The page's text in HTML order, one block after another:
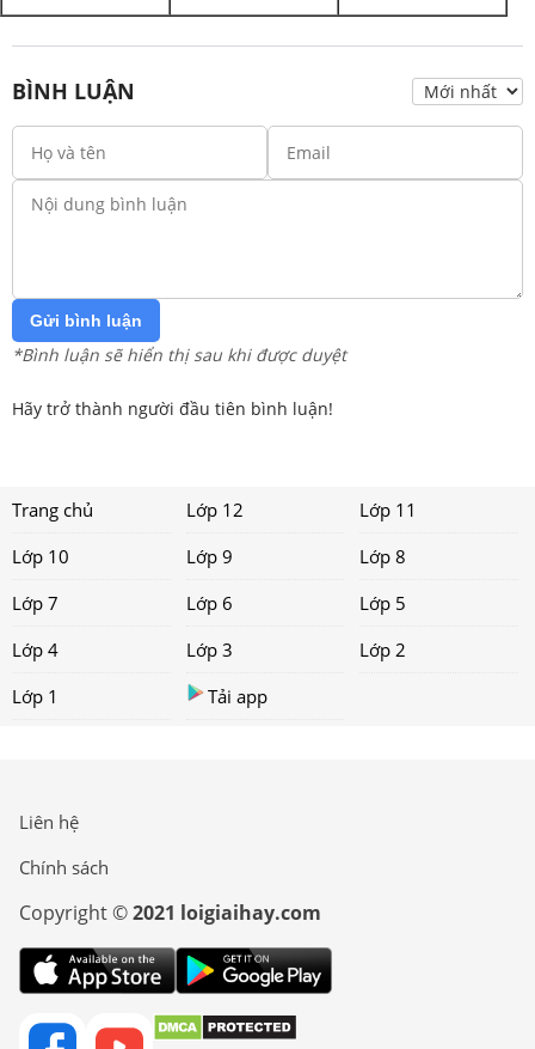
BÌNH LUẬN
Gửi bình luận
*Bình luận sẽ hiển thị sau khi được duyệt
Hãy trở thành người đầu tiên bình luận!
Trang chủ Lớp 12
Lớp 11
Lớp 10
Lớp 9
Lớp 8
Lớp 7
Lớp 6
Lớp 5
Lớp 4
Lớp 3
Lớp 2
Lớp 1
Tải app
Liên hệ
Chính sách
Copyright ©2021 loigiaihay.com